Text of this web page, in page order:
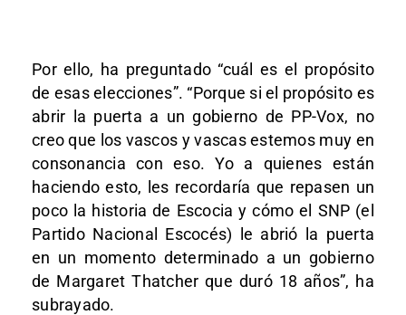
Por ello, ha preguntado “cuál es el propósito
de esas elecciones”. “Porque si el propósito es
abrir la puerta a un gobierno de PP-Vox, no
creo que los vascos y vascas estemos muy en
consonancia con eso. Yo a quienes están
haciendo esto, les recordaría que repasen un
poco la historia de Escocia y cómo el SNP (el
Partido Nacional Escocés) le abrió la puerta
en un momento determinado a un gobierno
de Margaret Thatcher que duró 18 años”, ha
subrayado.